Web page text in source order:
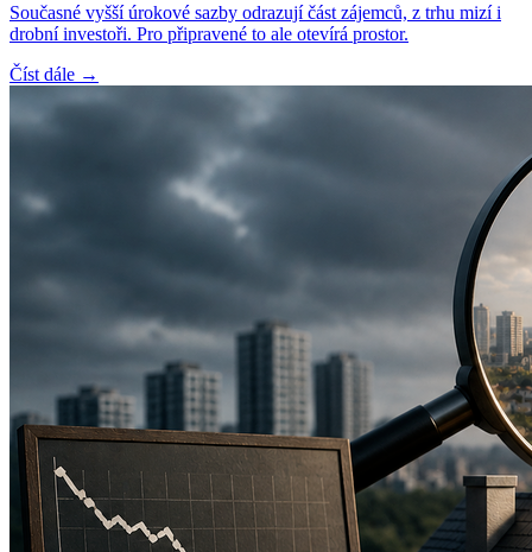
Současné vyšší úrokové sazby odrazují část zájemců, z trhu mizí i
drobní investoři. Pro připravené to ale otevírá prostor.
Číst dále →